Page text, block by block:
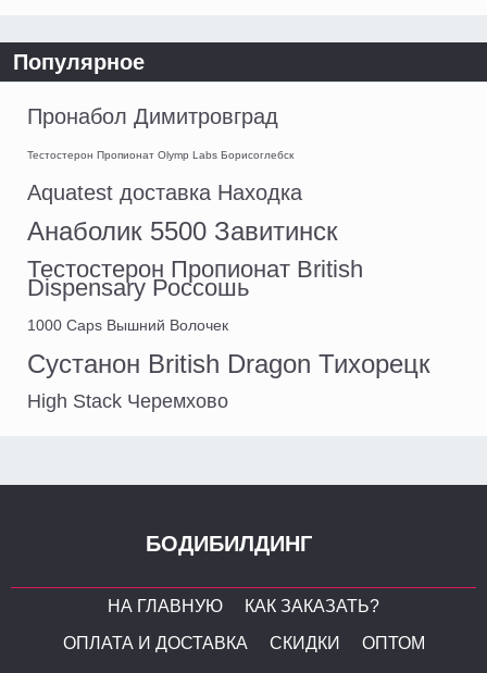
Популярное
Пронабол Димитровград
Тестостерон Пропионат Olymp Labs Борисоглебск
Aquatest доставка Находка
Анаболик 5500 Завитинск
Тестостерон Пропионат British
Dispensary Россошь
1000 Caps Вышний Волочек
Сустанон British Dragon Тихорецк
High Stack Черемхово
БОДИБИЛДИНГ
НА ГЛАВНУЮ
КАК ЗАКАЗАТЬ?
ОПЛАТА И ДОСТАВКА
СКИДКИ
ОПТОМ